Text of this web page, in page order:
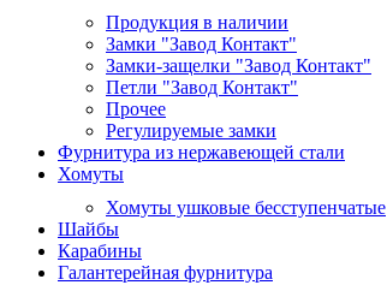
Продукция в наличии
Замки "Завод Контакт"
Замки-защелки "Завод Контакт"
Петли "Завод Контакт"
Прочее
Регулируемые замки
Фурнитура из нержавеющей стали
Хомуты
Хомуты ушковые бесступенчатые
Шайбы
Карабины
Галантерейная фурнитура